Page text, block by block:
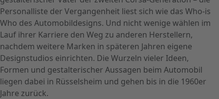
Personalliste der Vergangenheit liest sich wie das Who-is
Who des Automobildesigns. Und nicht wenige wählen im
Lauf ihrer Karriere den Weg zu anderen Herstellern,
nachdem weitere Marken in späteren Jahren eigene
Designstudios einrichten. Die Wurzeln vieler Ideen,
Formen und gestalterischer Aussagen beim Automobil
liegen dabei in Rüsselsheim und gehen bis in die 1960er
Jahre zurück.